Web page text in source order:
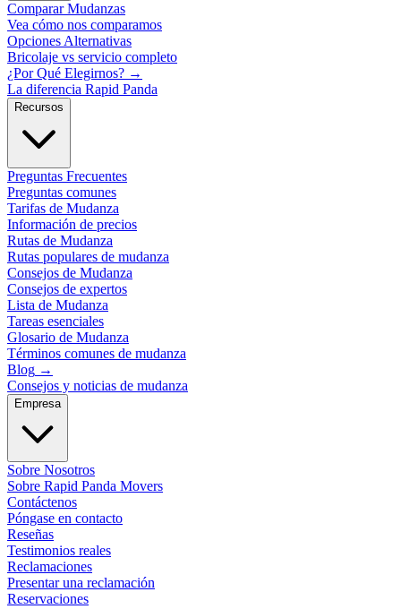
Comparar Mudanzas
Vea cómo nos comparamos
Opciones Alternativas
Bricolaje vs servicio completo
¿Por Qué Elegirnos? →
La diferencia Rapid Panda
Recursos
Preguntas Frecuentes
Preguntas comunes
Tarifas de Mudanza
Información de precios
Rutas de Mudanza
Rutas populares de mudanza
Consejos de Mudanza
Consejos de expertos
Lista de Mudanza
Tareas esenciales
Glosario de Mudanza
Términos comunes de mudanza
Blog →
Consejos y noticias de mudanza
Empresa
Sobre Nosotros
Sobre Rapid Panda Movers
Contáctenos
Póngase en contacto
Reseñas
Testimonios reales
Reclamaciones
Presentar una reclamación
Reservaciones